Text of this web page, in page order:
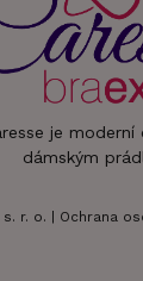
je moderní
dámským
r. o. | Ochrana